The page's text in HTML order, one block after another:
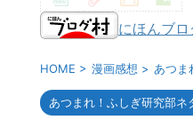
にほんブ
HOME > 漫画感想 > あつま
あつまれ！ふしぎ研究部ネ